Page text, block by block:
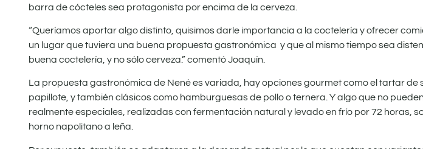
barra de cócteles sea protagonista por encima de la cerveza.
“Queríamos aportar algo distinto, quisimos darle importancia a la coctelería y ofrecer
un lugar que tuviera una buena propuesta gastronómica y que al mismo tiempo sea
buena coctelería, y no sólo cerveza.” comentó Joaquín.
La propuesta gastronómica de Nené es variada, hay opciones gourmet como el tartar de
papillote, y también clásicos como hamburguesas de pollo o ternera. Y algo que no
realmente especiales, realizadas con fermentación natural y levado en frío por 72 horas,
horno napolitano a leña.